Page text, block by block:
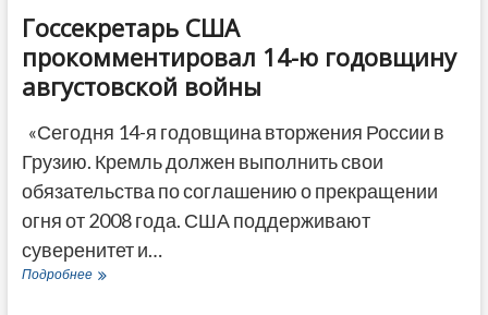
Госсекретарь США
прокомментировал 14-ю годовщину
августовской войны
«Сегодня 14-я годовщина вторжения России в
Грузию. Кремль должен выполнить свои
обязательства по соглашению о прекращении
огня от 2008 года. США поддерживают
суверенитет и…
ПодробнееГоссекретарь